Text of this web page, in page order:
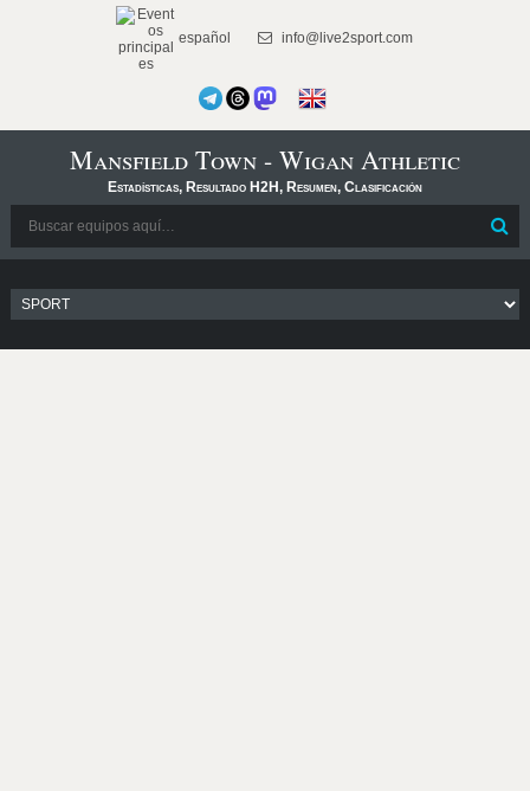
español info@live2sport.com
Mansfield Town - Wigan Athletic
Estadísticas, Resultado H2H, Resumen, Clasificación